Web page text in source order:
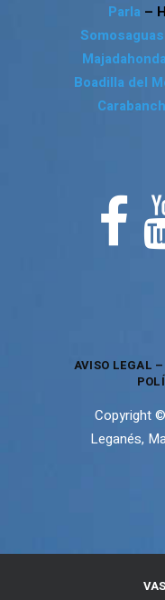
Parla –
Somosaguas
Majadahonda
Boadilla del
AVISO LEGAL –
Copyright
Leganés,